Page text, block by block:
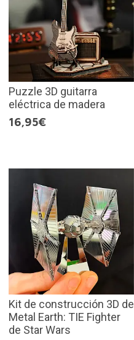
Puzzle 3D guitarra
eléctrica de madera
16,95€
Kit de construcción 3D de
Metal Earth: TIE Fighter
de Star Wars